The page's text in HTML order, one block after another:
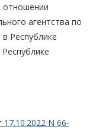
отношении
агентства по
Республике
N 66-